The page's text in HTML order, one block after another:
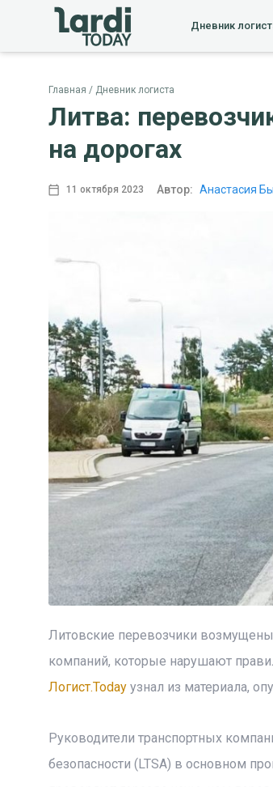
Дневник
Главная Дневник логиста
Литва:
на дорогах
11 октября 2023 Автор: Анастасия
Литовские перевозчики
компаний, которые нарушают
Логист.Todayузнал из материала,
Руководители транспортных
безопасности (LTSA) в основном